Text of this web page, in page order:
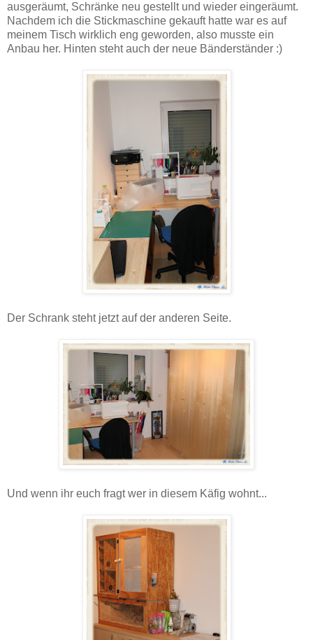
ausgeräumt, Schränke neu gestellt und wieder eingeräumt.
Nachdem ich die Stickmaschine gekauft hatte war es auf
meinem Tisch wirklich eng geworden, also musste ein
Anbau her. Hinten steht auch der neue Bänderständer :)
Der Schrank steht jetzt auf der anderen Seite.
Und wenn ihr euch fragt wer in diesem Käfig wohnt...